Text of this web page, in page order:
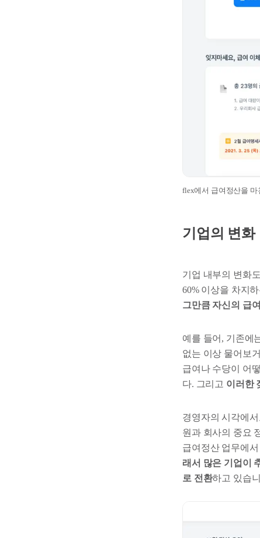
flex에서 급여정산을 마
기업의 변화
기업 내부의 변화
60% 이상을 차지
그만큼 자신의 급
예를 들어, 기존에
없는 이상 물어보
급여나 수당이 어
다. 그리고 이러한
경영자의 시각에
원과 회사의 중요
급여정산 업무에
래서 많은 기업이
로 전환하고 있습